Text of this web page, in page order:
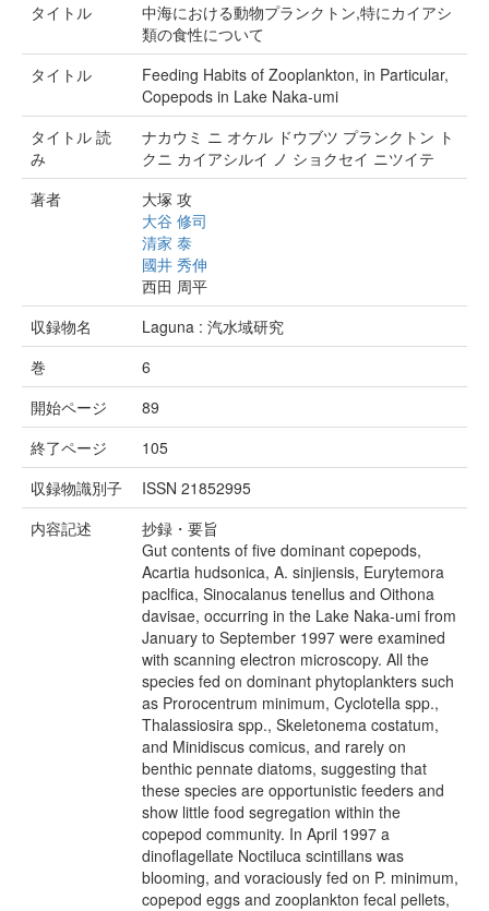
タイトル
中海における動物プランクトン,特にカイアシ
類の食性について
タイトル
Feeding Habits of Zooplankton, in Particular,
Copepods in Lake Naka-umi
タイトル 読
み
ナカウミ ニ オケル ドウブツ プランクトン ト
クニ カイアシルイ ノ ショクセイ ニツイテ
著者
大塚 攻
大谷 修司
清家 泰
國井 秀伸
西田 周平
収録物名
Laguna : 汽水域研究
巻
6
開始ページ
89
終了ページ
105
収録物識別子
ISSN 21852995
内容記述
抄録・要旨
Gut contents of five dominant copepods,
Acartia hudsonica, A. sinjiensis, Eurytemora
paclfica, Sinocalanus tenellus and Oithona
davisae, occurring in the Lake Naka-umi from
January to September 1997 were examined
with scanning electron microscopy. All the
species fed on dominant phytoplankters such
as Prorocentrum minimum, Cyclotella spp.,
Thalassiosira spp., Skeletonema costatum,
and Minidiscus comicus, and rarely on
benthic pennate diatoms, suggesting that
these species are opportunistic feeders and
show little food segregation within the
copepod community. In April 1997 a
dinoflagellate Noctiluca scintillans was
blooming, and voraciously fed on P. minimum,
copepod eggs and zooplankton fecal pellets,